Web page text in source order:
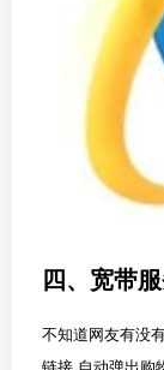
四、宽带
不知道网友有没